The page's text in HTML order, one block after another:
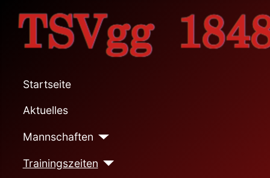
Startseite
Aktuelles
Mannschaften
Trainingszeiten